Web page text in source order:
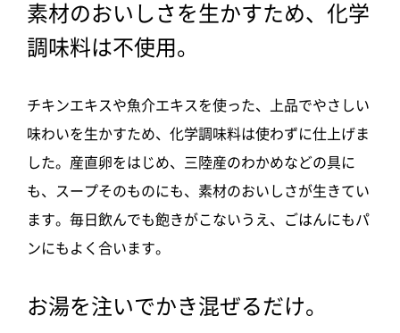
素材のおいしさを生かすため、化学
調味料は不使用。
チキンエキスや魚介エキスを使った、上品でやさしい
味わいを生かすため、化学調味料は使わずに仕上げま
した。産直卵をはじめ、三陸産のわかめなどの具に
も、スープそのものにも、素材のおいしさが生きてい
ます。毎日飲んでも飽きがこないうえ、ごはんにもパ
ンにもよく合います。
お湯を注いでかき混ぜるだけ。